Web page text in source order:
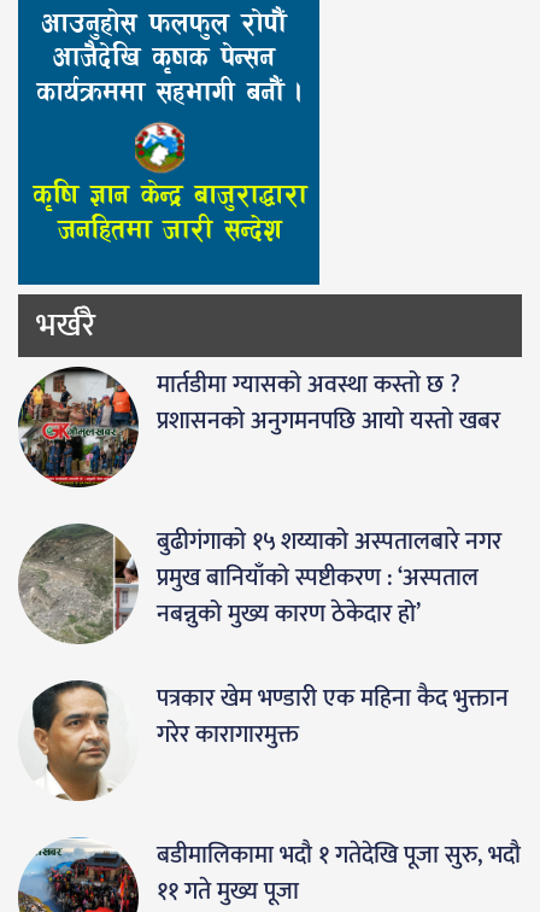
भर्खरै
मार्तडीमा ग्यासको अवस्था कस्तो छ ?
प्रशासनको अनुगमनपछि आयो यस्तो खबर
बुढीगंगाको १५ शय्याको अस्पतालबारे नगर
प्रमुख बानियाँको स्पष्टीकरण : ‘अस्पताल
नबन्नुको मुख्य कारण ठेकेदार हो’
पत्रकार खेम भण्डारी एक महिना कैद भुक्तान
गरेर कारागारमुक्त
बडीमालिकामा भदौ १ गतेदेखि पूजा सुरु, भदौ
११ गते मुख्य पूजा